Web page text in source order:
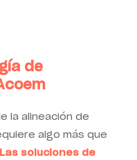
de
la alineación de
algo más que
Las soluciones de